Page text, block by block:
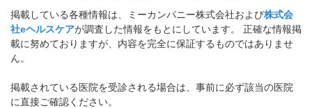
掲載している各種情報は、ミーカンパニー株式会社および株式会
社eヘルスケアが調査した情報をもとにしています。 正確な情報掲
載に努めておりますが、内容を完全に保証するものではありませ
ん。
掲載されている医院を受診される場合は、事前に必ず該当の医院
に直接ご確認ください。